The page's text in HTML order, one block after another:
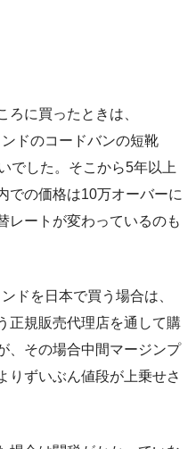
に買ったときは、
ドのコードバンの短靴
でした。そこから5年以上
での価格は10万オーバーに
レートが変わっているのも
ドを日本で買う場合は、
正規販売代理店を通して購
、その場合中間マージンプ
りずいぶん値段が上乗せさ